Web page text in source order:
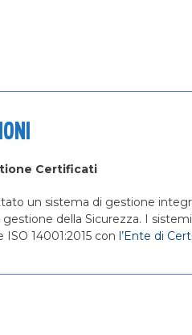
Certificati
un sistema di gestione
della Sicurezza. I
ISO 14001:2015 con l’Ente di